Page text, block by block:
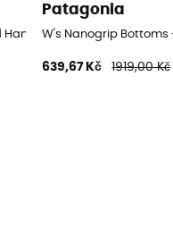
Hand Dětské lyžařské
Patagonia
W's Nanogrip Bottoms
639,67 Kč 1919,00 Kč